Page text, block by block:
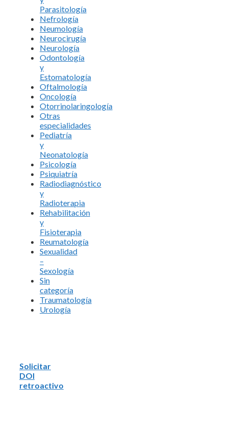
Parasitología
Nefrología
Neumología
Neurocirugía
Neurología
Odontología
y
Estomatología
Oftalmología
Oncología
Otorrinolaringología
Otras
especialidades
Pediatría
y
Neonatología
Psicología
Psiquiatría
Radiodiagnóstico
y
Radioterapia
Rehabilitación
y
Fisioterapia
Reumatología
Sexualidad
–
Sexología
Sin
categoría
Traumatología
Urología
Solicitar
DOI
retroactivo